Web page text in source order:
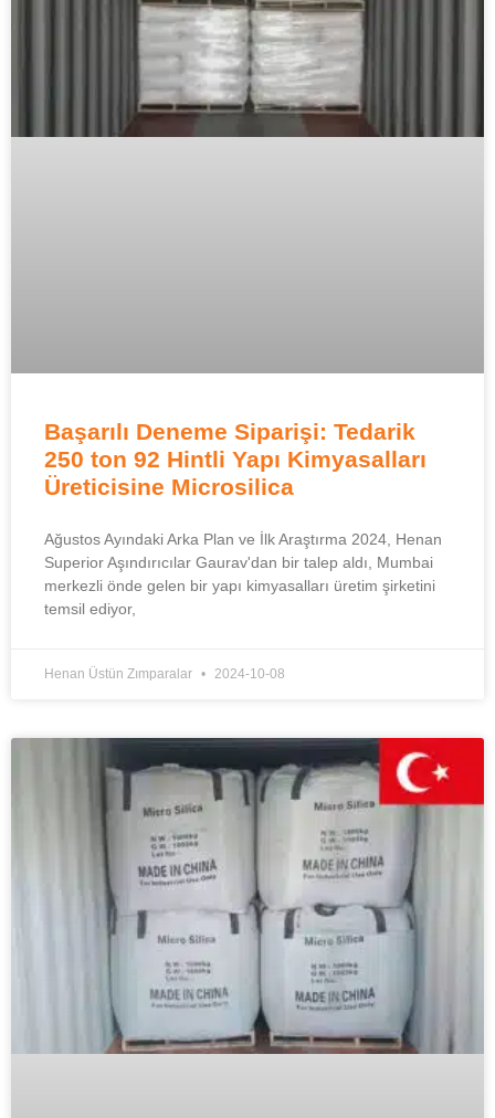
Başarılı Deneme Siparişi: Tedarik
250 ton 92 Hintli Yapı Kimyasalları
Üreticisine Microsilica
Ağustos Ayındaki Arka Plan ve İlk Araştırma 2024, Henan
Superior Aşındırıcılar Gaurav'dan bir talep aldı, Mumbai
merkezli önde gelen bir yapı kimyasalları üretim şirketini
temsil ediyor,
Henan Üstün Zımparalar 2024-10-08